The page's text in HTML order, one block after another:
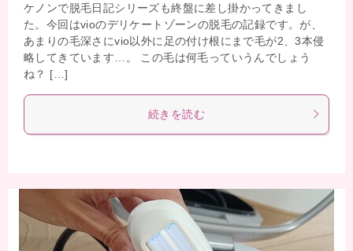
ケノンで脱毛日記シリーズも終盤に差し掛かってきまし
た。今回はvioのデリケートゾーンの脱毛の記録です。が、
あまりの毛深さにvio以外に足の付け根にまで毛が2、3本侵
略してきています…。 この毛は何毛っていうんでしょう
ね？ […]
続きを読む